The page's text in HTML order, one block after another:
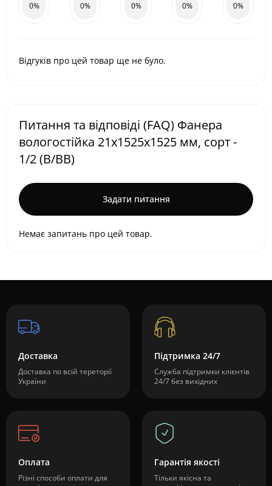
0% 0% 0% 0% 0%
Відгуків про цей товар ще не було.
Питання та відповіді (FAQ) Фанера
вологостійка 21х1525х1525 мм, сорт -
1/2 (В/ВВ)
Задати питання
Немає запитань про цей товар.
Доставка
Доставка по всій тереторії
України
Підтримка 24/7
Служба підтримки клієнтів
24/7 без вихідних
Оплата
Різні способи оплати для
Гарантія якості
Тільки якісна та